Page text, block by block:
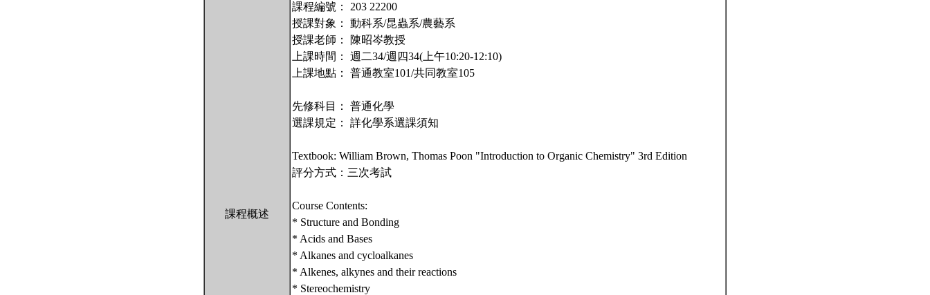
課程概述
課程編號： 203 22200
授課對象： 動科系/昆蟲系/農藝系
授課老師： 陳昭岑教授
上課時間： 週二34/週四34(上午10:20-12:10)
上課地點： 普通教室101/共同教室105
先修科目： 普通化學
選課規定： 詳化學系選課須知
Textbook: William Brown, Thomas Poon "Introduction to Organic Chemistry" 3rd Edition
評分方式：三次考試
Course Contents:
* Structure and Bonding
* Acids and Bases
* Alkanes and cycloalkanes
* Alkenes, alkynes and their reactions
* Stereochemistry